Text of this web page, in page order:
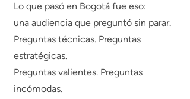
Lo que pasó en Bogotá fue eso:
una audiencia que preguntó sin parar.
Preguntas técnicas. Preguntas
estratégicas.
Preguntas valientes. Preguntas
incómodas.